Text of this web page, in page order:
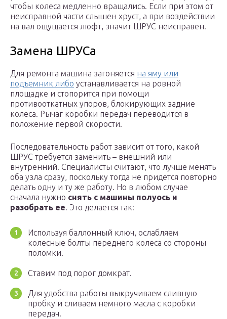
чтобы колеса медленно вращались. Если при этом от
неисправной части слышен хруст, а при воздействии
на вал ощущается люфт, значит ШРУС неисправен.
Замена ШРУСа
Для ремонта машина загоняется на яму или
подъемник либо устанавливается на ровной
площадке и стопорится при помощи
противооткатных упоров, блокирующих задние
колеса. Рычаг коробки передач переводится в
положение первой скорости.
Последовательность работ зависит от того, какой
ШРУС требуется заменить – внешний или
внутренний. Специалисты считают, что лучше менять
оба узла сразу, поскольку тогда не придется повторно
делать одну и ту же работу. Но в любом случае
сначала нужно снять с машины полуось и
разобрать ее. Это делается так:
Используя баллонный ключ, ослабляем
колесные болты переднего колеса со стороны
поломки.
Ставим под порог домкрат.
Для удобства работы выкручиваем сливную
пробку и сливаем немного масла с коробки
передач.